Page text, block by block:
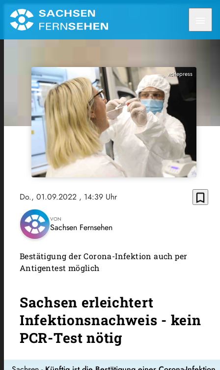
xcitepress
Do., 01.09.2022 , 14:39 Uhr bookmark_border
VON
Sachsen Fernsehen
Bestätigung der Corona-Infektion auch per
Antigentest möglich
Sachsen erleichtert
Infektionsnachweis - kein
PCR-Test nötig